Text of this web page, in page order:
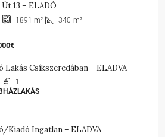
Út 13 – ELADÓ
1891 m² 340 m²
Lakás Csíkszeredában – ELADVA
1
kiadó Ingatlan – ELADVA